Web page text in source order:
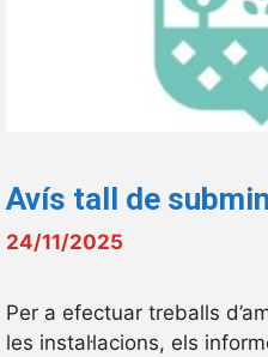
Avís tall de
24/11/2025
Per a efectuar treballs
les instal·lacions, els